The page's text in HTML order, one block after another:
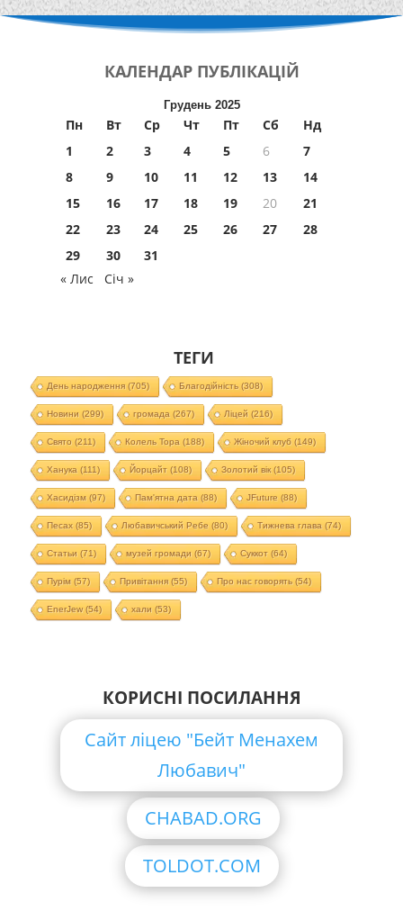
КАЛЕНДАР ПУБЛІКАЦІЙ
Грудень 2025
Пн Вт Ср Чт Пт Сб
Нд
1
2 3 4 5 6
7
8
9 10 11 12 13
14
15
16 17 18 19 20
21
22
23 24 25 26 27
28
29
30
31
« Лис
Січ »
ТЕГИ
День народження(705) Благодійність (308)
Новини (299) громада (267) Ліцей (216)
Свято (211) Колель Тора (188) Жіночий клуб (149)
Ханука (111) Йорцайт (108) Золотий вік(105)
Хасидізм (97) Пам'ятна дата (88) JFuture (88)
Песах(85) Любавичський Ребе (80) Тижнева глава (74)
Статьи (71) музей громади (67) Суккот (64)
Пурім (57) Привітання(55) Про нас говорять (54)
EnerJew(54) хали (53)
КОРИСНІ ПОСИЛАННЯ
Сайт ліцею "Бейт Менахем
Любавич"
CHABAD.ORG
TOLDOT.COM